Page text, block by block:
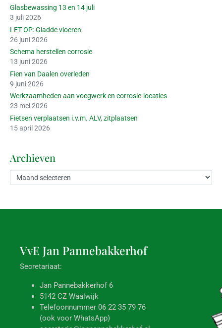
Glasbewassing 13 en 14 juli
3 juli 2026
LET OP: Gladde vloeren
26 juni 2026
Schema herstellen corrosie
13 juni 2026
Fien van Daalen overleden
9 juni 2026
Werkzaamheden aan voegwerk en corrosie-locaties
23 mei 2026
Fietsen verplaatsen i.v.m. ALV, zitplaatsen
15 april 2026
Archieven
VvE Jan Pannebakkerhof
Secretariaat:
Jan Pannebakkerhof 6
5142 CZ Waalwijk
Telefoonnummer 06 22 35 79 76
(ook voor WhatsApp)